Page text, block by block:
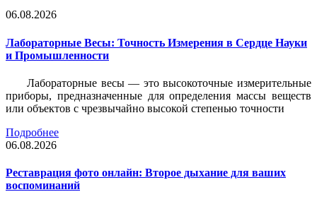
06.08.2026
Лабораторные Весы: Точность Измерения в Сердце Науки
и Промышленности
Лабораторные весы — это высокоточные измерительные
приборы, предназначенные для определения массы веществ
или объектов с чрезвычайно высокой степенью точности
Подробнее
06.08.2026
Реставрация фото онлайн: Второе дыхание для ваших
воспоминаний